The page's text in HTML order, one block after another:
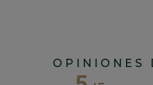
OPINIONES